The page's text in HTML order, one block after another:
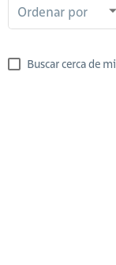
Ordenar por
Buscar cerca de mi